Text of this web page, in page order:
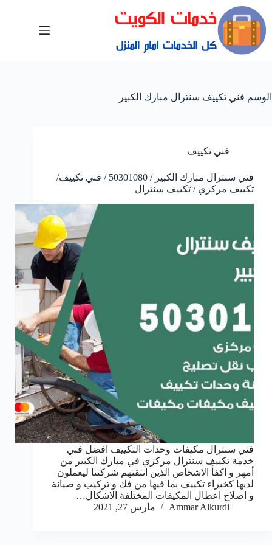
الوسم فني تكييف سنترال مبارك الكبير
فني تكييف
فني سنترال مبارك الكبير / 50301080 / فني تكييف/
تكييف مركزي / تكييف سنترال
فني سنترال مكيفات وحدات التكييف افضل فني
خدمة تكييف سنترال مركزي في مبارك الكبير من
أمهر و اكفأ الاشخاص الذين انتقتهم شركتنا ليعملون
لديها كخبراء تكييف بما فيها من فك و تركيب و صيانة
و اصلاح اعطال المكيفات المختلفة الاشكال…
Ammar Alkurdi
مارس 27, 2021